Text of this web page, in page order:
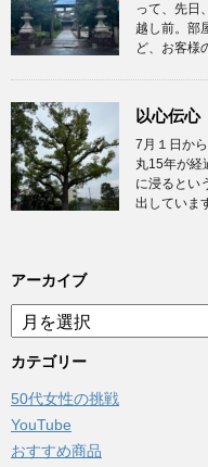
って、先日
越し前。部
ど、お客様
以心伝心
7月１日か
丸15年が経
に浸るとい
出していま
アーカイブ
ア
ー
カ
ブ
カテゴリー
50代女性の挑戦
YouTube
おすすめ商品